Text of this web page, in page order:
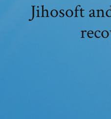
Jihosoft